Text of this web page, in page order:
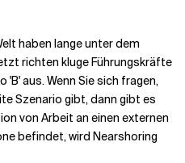
haben lange unter dem
richten kluge Führungskräfte
aus. Wenn Sie sich fragen,
Szenario gibt, dann gibt es
von Arbeit an einen externen
befindet, wird Nearshoring